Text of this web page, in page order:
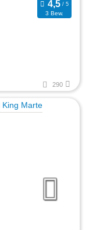
3 Bew.
290